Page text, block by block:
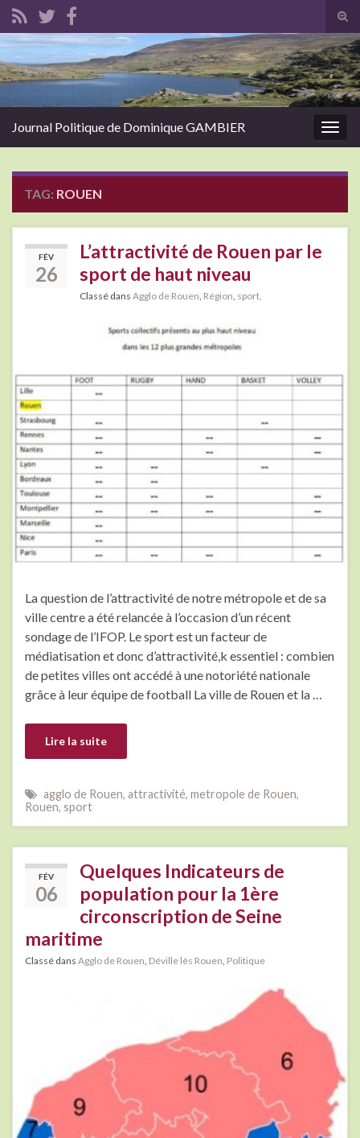
Search for:
Journal Politique de Dominique GAMBIER
TAG: ROUEN
FÉV
26
L’attractivité de Rouen par le
sport de haut niveau
Classé dans Agglo de Rouen Région sport,
La question de l’attractivité de notre métropole et de sa
ville centre a été relancée à l’occasion d’un récent
sondage de l’IFOP. Le sport est un facteur de
médiatisation et donc d’attractivité,k essentiel : combien
de petites villes ont accédé à une notoriété nationale
grâce à leur équipe de football La ville de Rouen et la …
Lire la suite
agglo de Rouen, attractivité, metropole de Rouen,
Rouen, sport
FÉV
06
Quelques Indicateurs de
population pour la 1ère
circonscription de Seine
maritime
Classé dans Agglo de Rouen, Déville lès Rouen, Politique